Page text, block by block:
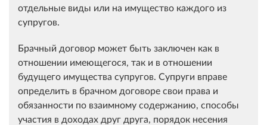
отдельные виды или на имущество каждого из
супругов.
Брачный договор может быть заключен как в
отношении имеющегося, так и в отношении
будущего имущества супругов. Супруги вправе
определить в брачном договоре свои права и
обязанности по взаимному содержанию, способы
участия в доходах друг друга, порядок несения